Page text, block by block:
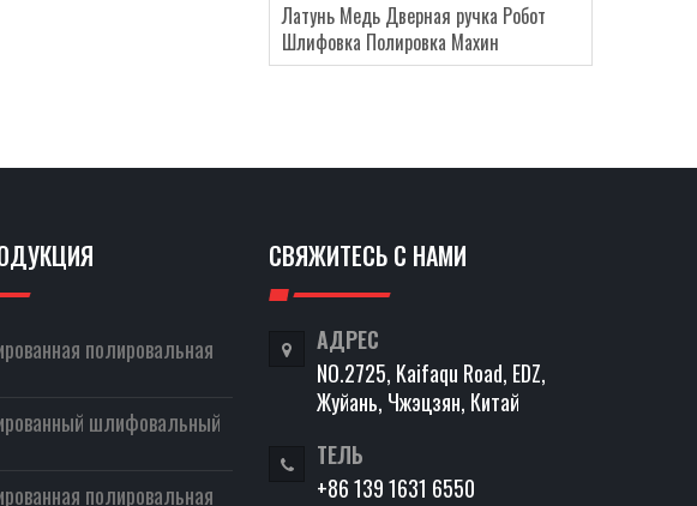
Латунь Медь Дверная ручка Робот
Шлифовка Полировка Махин
полировальная
шлифовальный
полировальная
СВЯЖИТЕСЬ С НАМИ
АДРЕС
NO.2725, Kaifaqu Road, EDZ,
Жуйань, Чжэцзян, Китай
ТЕЛЬ
+86 139 1631 6550